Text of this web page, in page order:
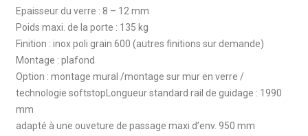
Epaisseur du verre : 8 – 12 mm
Poids maxi. de la porte : 135 kg
Finition : inox poli grain 600 (autres finitions sur demande)
Montage : plafond
Option : montage mural /montage sur mur en verre /
technologie softstopLongueur standard rail de guidage : 1990
mm
adapté à une ouveture de passage maxi d’env. 950 mm